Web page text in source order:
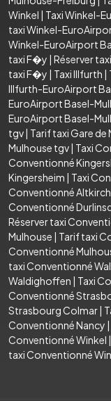
Winkel | Taxi Winkel-
taxi Winkel-
Winkel-EuroAirport
taxi F�y | Réserver
taxi F�y | Taxi Illfurth |
Illfurth-EuroAirport
EuroAirport Basel-
EuroAirport Basel-
tgv| Tarif taxi Gare de
Mulhouse tgv| Taxi
Conventionné
Kingersheim | Taxi
Conventionné Altkirch
Conventionné
Réserver taxi
Mulhouse | Tarif taxi
Conventionné
taxi Conventionné
Waldighoffen | Taxi
Conventionné
Strasbourg Colmar|
Conventionné Nancy |
Conventionné Winkel |
taxi Conventionné